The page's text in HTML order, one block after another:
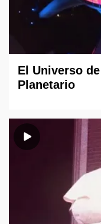
El Universo
Planetario